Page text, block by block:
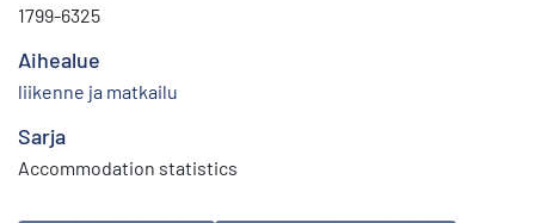
1799-6325
Aihealue
liikenne ja matkailu
Sarja
Accommodation statistics